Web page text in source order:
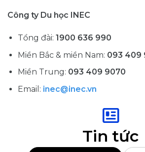
Công ty Du học INEC
Tổng đài: 1900 636 990
Miền Bắc & miền Nam: 093 409
Miền Trung: 093 409 9070
Email: inec@inec.vn
Tin tức